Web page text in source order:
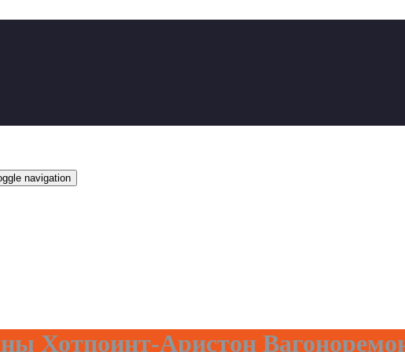
navigation
Хотпоинт-Аристон